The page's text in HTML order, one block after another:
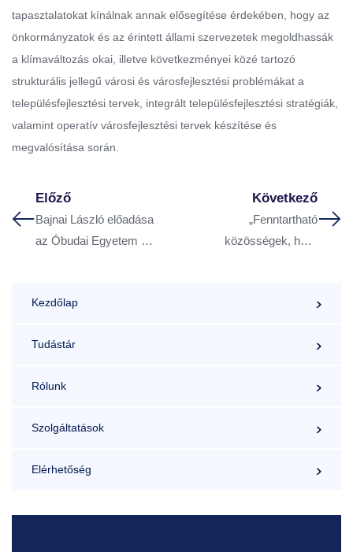
tapasztalatokat kínálnak annak elősegítése érdekében, hogy az
önkormányzatok és az érintett állami szervezetek megoldhassák
a klímaváltozás okai, illetve következményei közé tartozó
strukturális jellegű városi és városfejlesztési problémákat a
településfejlesztési tervek, integrált településfejlesztési stratégiák,
valamint operatív városfejlesztési tervek készítése és
megvalósítása során.
Előző
Bajnai László előadása
az Óbudai Egyetem Ybl
konferencián
Következő
„Fenntartható
közösségek, helyi
Régi és új paradigmák”
érdeklődéssel kísért
veszprémi
akadémiai bizottság
Kezdőlap
Tudástár
Rólunk
Szolgáltatások
Elérhetőség